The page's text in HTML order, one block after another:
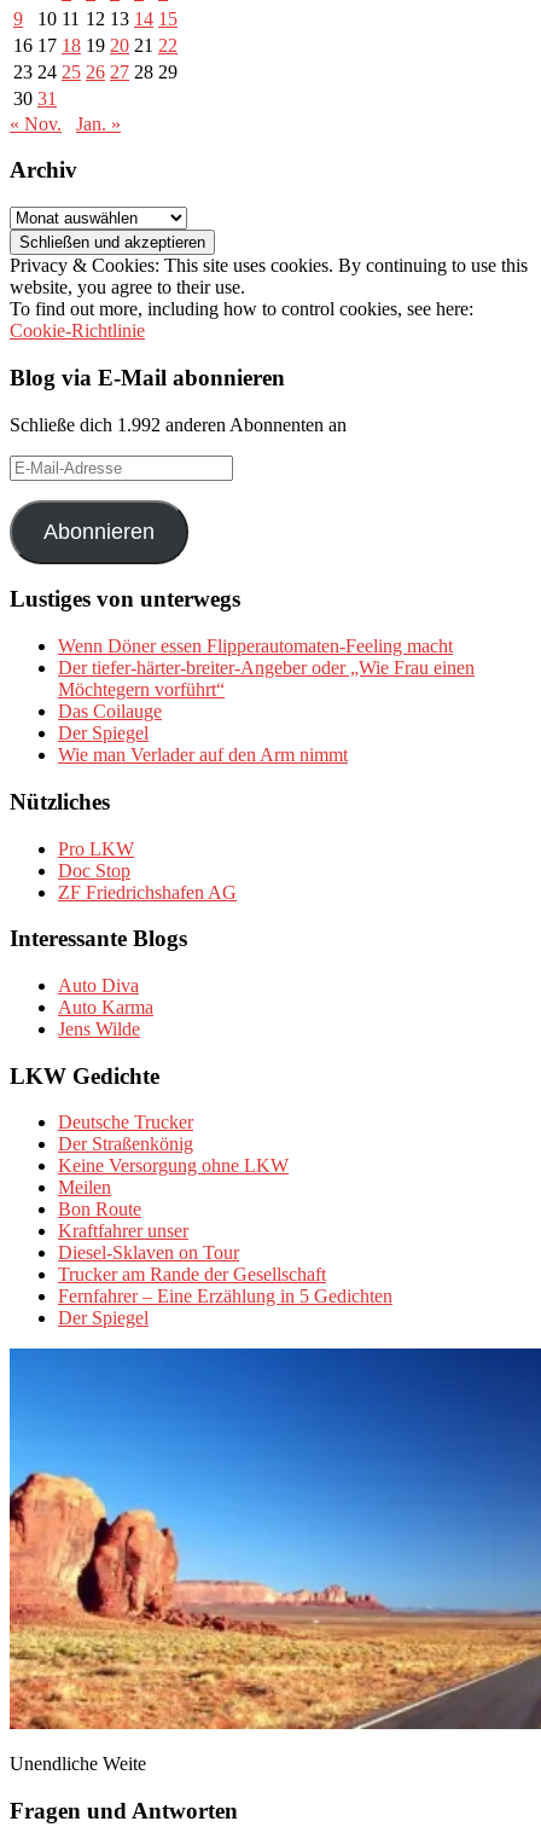
9
10 11 12 13 14 15
16 17 18 19 20 21 22
23 24 25 26 27 28 29
30 31
« Nov.
Jan. »
Archiv
Archiv
Privacy & Cookies: This site uses cookies. By continuing to use this
website, you agree to their use.
To find out more, including how to control cookies, see here:
Cookie-Richtlinie
Blog via E-Mail abonnieren
Schließe dich 1.992 anderen Abonnenten an
E-
Mail-
Adresse
Abonnieren
Lustiges von unterwegs
Wenn Döner essen Flipperautomaten-Feeling macht
Der tiefer-härter-breiter-Angeber oder „Wie Frau einen
Möchtegern vorführt“
Das Coilauge
Der Spiegel
Wie man Verlader auf den Arm nimmt
Nützliches
Pro LKW
Doc Stop
ZF Friedrichshafen AG
Interessante Blogs
Auto Diva
Auto Karma
Jens Wilde
LKW Gedichte
Deutsche Trucker
Der Straßenkönig
Keine Versorgung ohne LKW
Meilen
Bon Route
Kraftfahrer unser
Diesel-Sklaven on Tour
Trucker am Rande der Gesellschaft
Fernfahrer – Eine Erzählung in 5 Gedichten
Der Spiegel
Unendliche Weite
Fragen und Antworten